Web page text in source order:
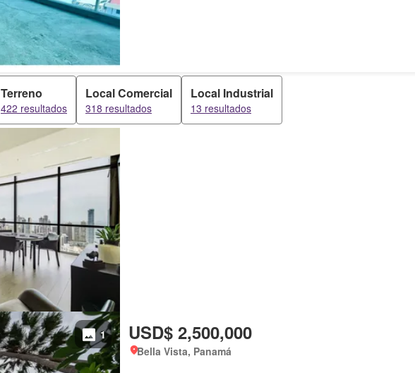
Terreno
422 resultados
Local Comercial
318 resultados
Local Industrial
13 resultados
1 USD$ 2,500,000
Bella Vista, Panamá